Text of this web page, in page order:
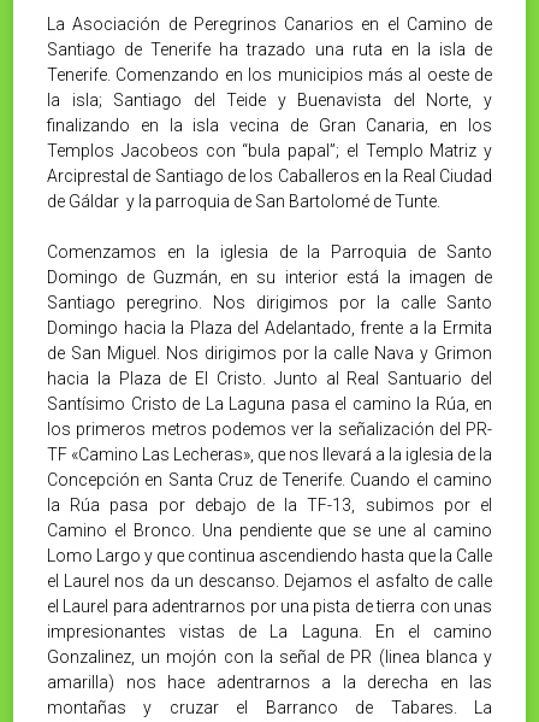
La Asociación de Peregrinos Canarios en el Camino de
Santiago de Tenerife ha trazado una ruta en la isla de
Tenerife. Comenzando en los municipios más al oeste de
la isla; Santiago del Teide y Buenavista del Norte, y
finalizando en la isla vecina de Gran Canaria, en los
Templos Jacobeos con “bula papal”; el Templo Matriz y
Arciprestal de Santiago de los Caballeros en la Real Ciudad
de Gáldar y la parroquia de San Bartolomé de Tunte.
Comenzamos en la iglesia de la Parroquia de Santo
Domingo de Guzmán, en su interior está la imagen de
Santiago peregrino. Nos dirigimos por la calle Santo
Domingo hacia la Plaza del Adelantado, frente a la Ermita
de San Miguel. Nos dirigimos por la calle Nava y Grimon
hacia la Plaza de El Cristo. Junto al Real Santuario del
Santísimo Cristo de La Laguna pasa el camino la Rúa, en
los primeros metros podemos ver la señalización del PR-
TF «Camino Las Lecheras», que nos llevará a la iglesia de la
Concepción en Santa Cruz de Tenerife. Cuando el camino
la Rúa pasa por debajo de la TF-13, subimos por el
Camino el Bronco. Una pendiente que se une al camino
Lomo Largo y que continua ascendiendo hasta que la Calle
el Laurel nos da un descanso. Dejamos el asfalto de calle
el Laurel para adentrarnos por una pista de tierra con unas
impresionantes vistas de La Laguna. En el camino
Gonzalinez, un mojón con la señal de PR (linea blanca y
amarilla) nos hace adentrarnos a la derecha en las
montañas y cruzar el Barranco de Tabares. La